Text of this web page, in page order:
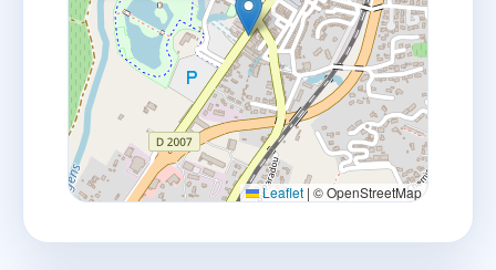
Leaflet | © OpenStreetMap